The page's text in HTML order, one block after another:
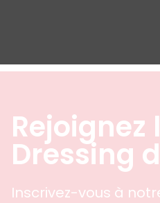
AIMER
Rejoignez
Dressing
Inscrivez-vous à